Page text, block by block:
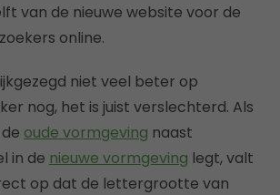
van de nieuwe website voor de
online.
niet veel beter op
nog, het is juist verslechterd. Als
oude vormgeving naast
in de nieuwe vormgeving legt, valt
op dat de lettergrootte van